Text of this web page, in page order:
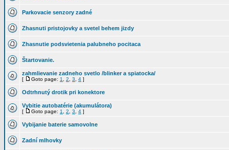
Parkovacie senzory zadné
Zhasnuti pristojovky a svetel behem jizdy
Zhasnutie podsvietenia palubneho pocitaca
Štartovanie.
zahmlievanie zadneho svetlo /blinker a spiatocka/
[ Goto page: 1 2 3 4 ]
Odtrhnutý drotik pri konektore
Vybitie autobatérie (akumulátora)
[ Goto page: 1 2 3 4 ]
Vybijanie baterie samovolne
Zadní mlhovky